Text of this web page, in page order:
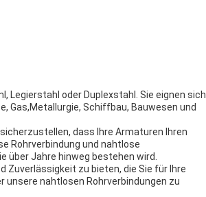
Legierstahl oder Duplexstahl. Sie eignen sich
Gas,Metallurgie, Schiffbau, Bauwesen und
dass Ihre Armaturen Ihren
Rohrverbindung und nahtlose
über Jahre hinweg bestehen wird.
Zuverlässigkeit zu bieten, die Sie für Ihre
unsere nahtlosen Rohrverbindungen zu